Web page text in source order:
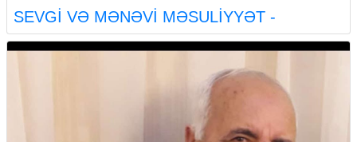
SEVGİ VƏ MƏNƏVİ MƏSULİYYƏT -